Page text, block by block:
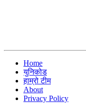
Home
युनिकोड
हाम्रो टीम
About
Privacy Policy